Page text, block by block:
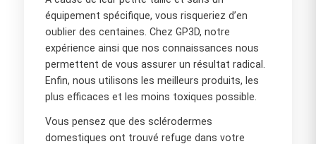
équipement spécifique, vous risqueriez d’en
oublier des centaines. Chez GP3D, notre
expérience ainsi que nos connaissances nous
permettent de vous assurer un résultat radical.
Enfin, nous utilisons les meilleurs produits, les
plus efficaces et les moins toxiques possible.
Vous pensez que des sclérodermes
domestiques ont trouvé refuge dans votre